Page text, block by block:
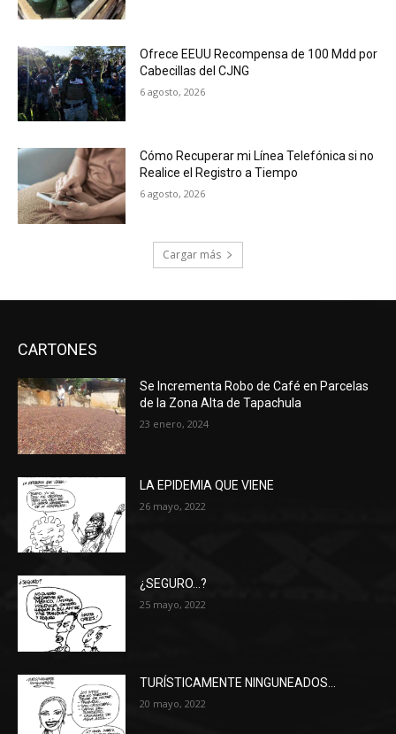
Ofrece EEUU Recompensa de 100 Mdd por
Cabecillas del CJNG
6 agosto, 2026
Cómo Recuperar mi Línea Telefónica si no
Realice el Registro a Tiempo
6 agosto, 2026
Cargar más
CARTONES
Se Incrementa Robo de Café en Parcelas
de la Zona Alta de Tapachula
23 enero, 2024
LA EPIDEMIA QUE VIENE
26 mayo, 2022
¿SEGURO…?
25 mayo, 2022
TURÍSTICAMENTE NINGUNEADOS…
20 mayo, 2022